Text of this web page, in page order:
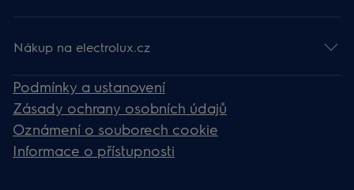
Nákup na electrolux.cz
Podmínky a ustanovení
Zásady ochrany osobních údajů
Oznámení o souborech cookie
Informace o přístupnosti